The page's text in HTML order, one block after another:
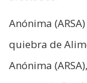
Anónima
quiebra de
Anónima